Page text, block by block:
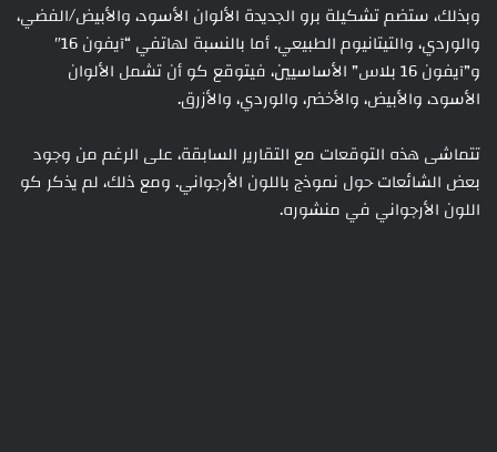
وبذلك، ستضم تشكيلة برو الجديدة الألوان الأسود، والأبيض/الفضي،
والوردي، والتيتانيوم الطبيعي. أما بالنسبة لهاتفي “آيفون 16″
و”آيفون 16 بلاس” الأساسيين، فيتوقع كو أن تشمل الألوان
الأسود، والأبيض، والأخضر، والوردي، والأزرق.
تتماشى هذه التوقعات مع التقارير السابقة، على الرغم من وجود
بعض الشائعات حول نموذج باللون الأرجواني. ومع ذلك، لم يذكر كو
اللون الأرجواني في منشوره.